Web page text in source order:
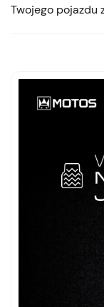
Twojego pojazdu